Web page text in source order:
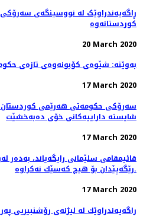
ڕاگەیەندراوێک لە نووسینگەی
کوردستانەوە
20 March 2020
بەوێنە: شێوەی کۆبونەوەی تازەی
17 March 2020
سەرۆکی حکومەتی هەرێمی کوردستان
شایستە داراییەکانی خۆی دەبەخشێت
17 March 2020
قائیمقامی سلێمانی رایگه‌یاند، به‌ده‌ر
رێگه‌پێدان بۆ هیچ كه‌سێك نه‌كراوه‌.
17 March 2020
راگه‌یه‌ندراوێك لە لیژنەی رۆشنبیریی